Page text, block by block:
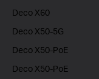
Deco X60
Deco X50-5G
Deco X50-PoE
Deco X50-PoE